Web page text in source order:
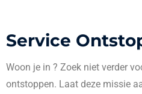
Service
Woon je in ? Zoek niet verder
ontstoppen. Laat deze missie